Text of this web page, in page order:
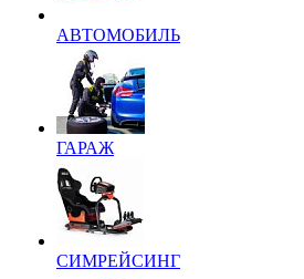
АВТОМОБИЛЬ
ГАРАЖ
СИМРЕЙСИНГ